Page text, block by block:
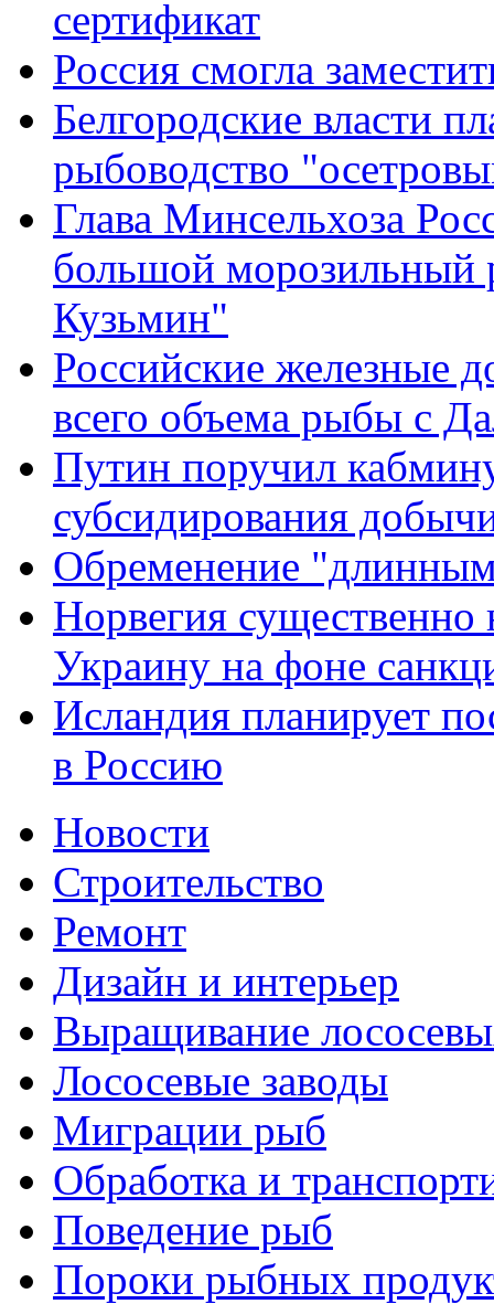
сертификат
Россия смогла
Белгородские власти
рыбоводство
Глава Минсельхоза
большой морозильный
Кузьмин"
Российские железные
всего объема рыбы с
Путин поручил
субсидирования
Обременение
Норвегия существенно
Украину на фоне
Исландия планирует
в Россию
Новости
Строительство
Ремонт
Дизайн и интерьер
Выращивание
Лососевые заводы
Миграции рыб
Обработка и
Поведение рыб
Пороки рыбных